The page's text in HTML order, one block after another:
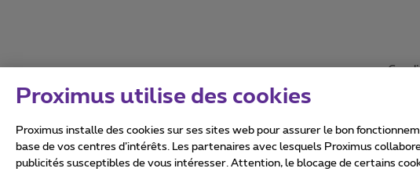
Tous droits réservés. ©2026Proximus
Proximus utilise des cookies
Proximus installe des cookies sur ses sites web pour assurer le bon
base de vos centres d’intérêts. Les partenaires avec lesquels Proximus
publicités susceptibles de vous intéresser. Attention, le blocage de certains